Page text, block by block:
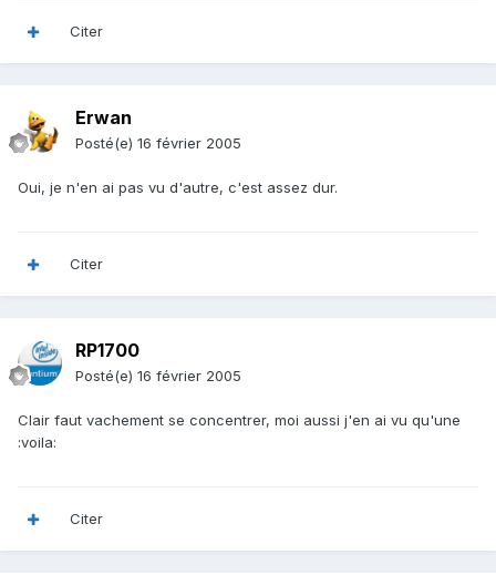
Citer
Erwan
Posté(e) 16 février 2005
Oui, je n'en ai pas vu d'autre, c'est assez dur.
Citer
RP1700
Posté(e) 16 février 2005
Clair faut vachement se concentrer, moi aussi j'en ai vu qu'une
:voila:
Citer